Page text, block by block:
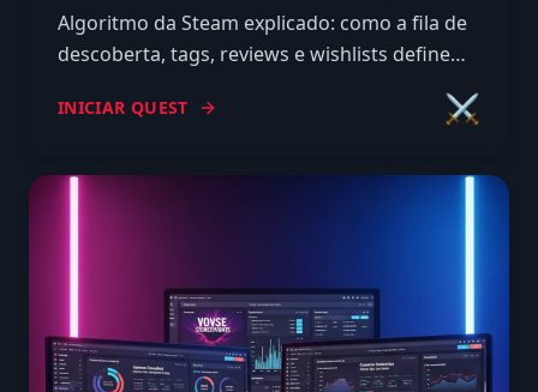
Algoritmo da Steam explicado: como a fila de
descoberta, tags, reviews e wishlists definem
controla de verdade.
INICIAR QUEST ⚔️